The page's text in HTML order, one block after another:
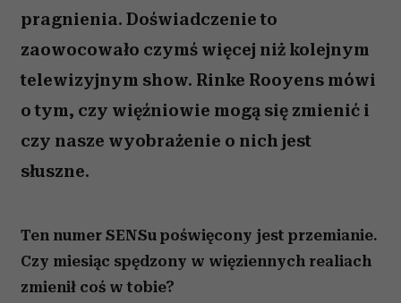
pragnienia. Doświadczenie to
zaowocowało czymś więcej niż kolejnym
telewizyjnym show. Rinke Rooyens mówi
o tym, czy więźniowie mogą się zmienić i
czy nasze wyobrażenie o nich jest
słuszne.
Ten numer SENSu poświęcony jest przemianie.
Czy miesiąc spędzony w więziennych realiach
zmienił coś w tobie?